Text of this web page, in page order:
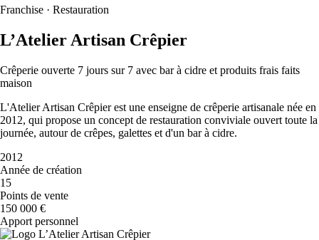
Franchise · Restauration
L’Atelier Artisan Crêpier
Crêperie ouverte 7 jours sur 7 avec bar à cidre et produits frais faits
maison
L'Atelier Artisan Crêpier est une enseigne de crêperie artisanale née en
2012, qui propose un concept de restauration conviviale ouvert toute la
journée, autour de crêpes, galettes et d'un bar à cidre.
2012
Année de création
15
Points de vente
150 000 €
Apport personnel